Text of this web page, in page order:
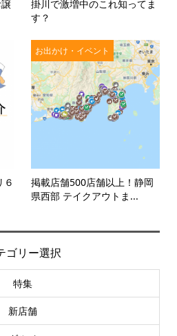
掛川で激増中のこれ知ってま
す？
６
お出かけ・イベント
掲載店舗500店舗以上！静岡
県西部 テイクアウトま...
ゴリー選択
特集
新店舗